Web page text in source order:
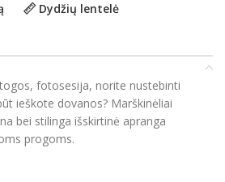
Dydžių lentelė
fotosesija, norite nustebinti
ieškote dovanos? Marškinėliai
bei stilinga išskirtinė apranga
progoms.